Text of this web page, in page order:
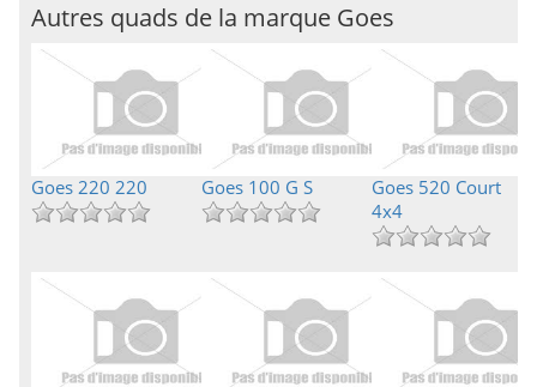
Autres quads de la marque Goes
Goes 220 220 Goes 100 G S
Goes 520 Court
4x4